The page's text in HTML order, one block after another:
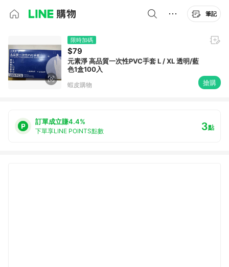
筆記
限時加碼
$79
元素淨 高品質一次性PVC手套 L / XL 透明/藍
色1盒100入
蝦皮購物 搶購
訂單成立賺4.4%
下單享LINE POINTS點數 3點